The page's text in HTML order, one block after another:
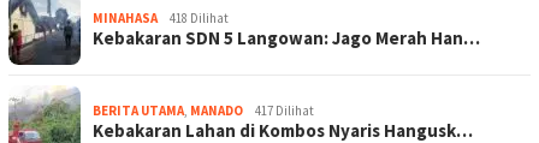
MINAHASA 418 Dilihat
Kebakaran SDN 5 Langowan: Jago Merah Han…
BERITA UTAMA MANADO 417 Dilihat
Kebakaran Lahan di Kombos Nyaris Hangusk…